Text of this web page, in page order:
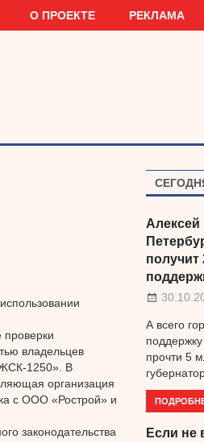
О ПРОЕКТЕ РЕКЛАМА
проверки
владельцев
1250». В
организация
с ООО «Рострой» и
законодательства
получит
А всего
прочти 5
Если не